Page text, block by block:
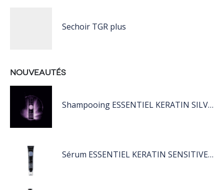
Sechoir TGR plus
NOUVEAUTÉS
Shampooing ESSENTIEL KERATIN SILVER 250ML
Sérum ESSENTIEL KERATIN SENSITIVE 40 ML